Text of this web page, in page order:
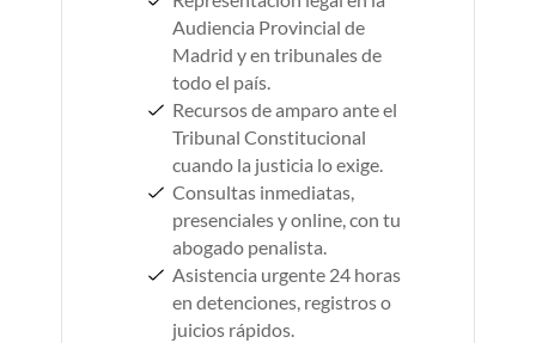
Audiencia Provincial de
Madrid y en tribunales de
todo el país.
Recursos de amparo ante el
Tribunal Constitucional
cuando la justicia lo exige.
Consultas inmediatas,
presenciales y online, con tu
abogado penalista.
Asistencia urgente 24 horas
en detenciones, registros o
juicios rápidos.